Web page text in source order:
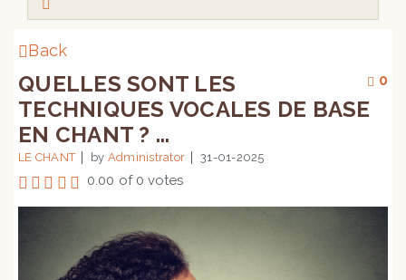
Back
0
QUELLES SONT LES
TECHNIQUES VOCALES DE BASE
EN CHANT ? ...
LE CHANT by Administrator 31-01-2025
0.00 of 0 votes